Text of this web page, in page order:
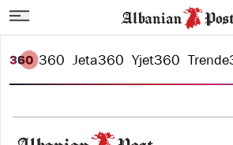
360 Jeta360 Yjet360 Trende